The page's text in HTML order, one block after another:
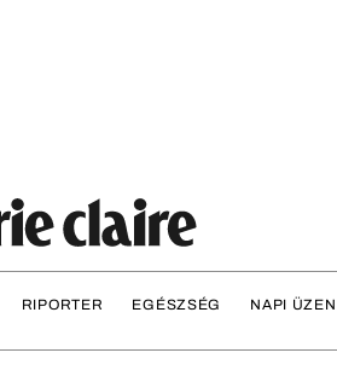
RIPORTER EGÉSZSÉG NAPI